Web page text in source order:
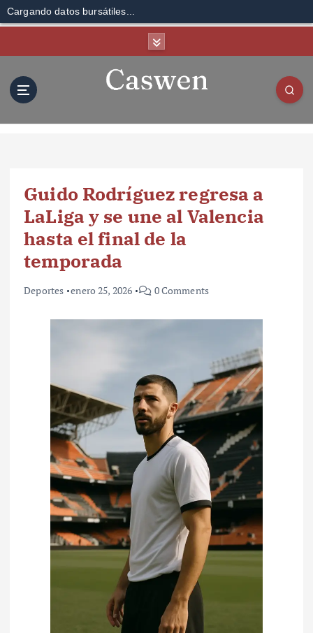
Cargando datos bursátiles...
Guido Rodríguez regresa a
LaLiga y se une al Valencia
hasta el final de la
temporada
Deportes enero 25, 2026 0 Comments